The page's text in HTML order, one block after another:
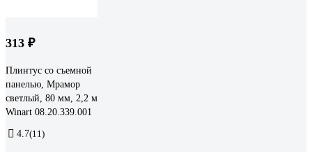
313 ₽
Плинтус со съемной
панелью, Мрамор
светлый, 80 мм, 2,2 м
Winart 08.20.339.001
4.7(11)